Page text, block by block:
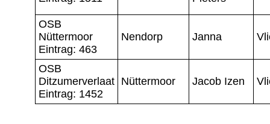
OSB
Nüttermoor
Eintrag: 463
Nendorp Janna
OSB
Ditzumerverlaat
Eintrag: 1452
Nüttermoor Jacob Izen